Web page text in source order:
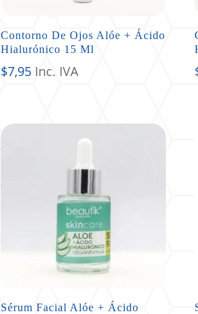
Contorno De Ojos Alóe + Ácido
Hialurónico 15 Ml
$7,95 Inc. IVA
Sérum Facial Alóe + Ácido